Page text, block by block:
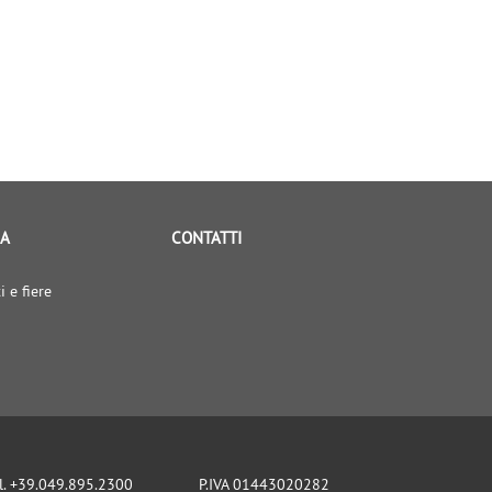
e fiere
CONTATTI
+39.049.895.2300 P.IVA 01443020282